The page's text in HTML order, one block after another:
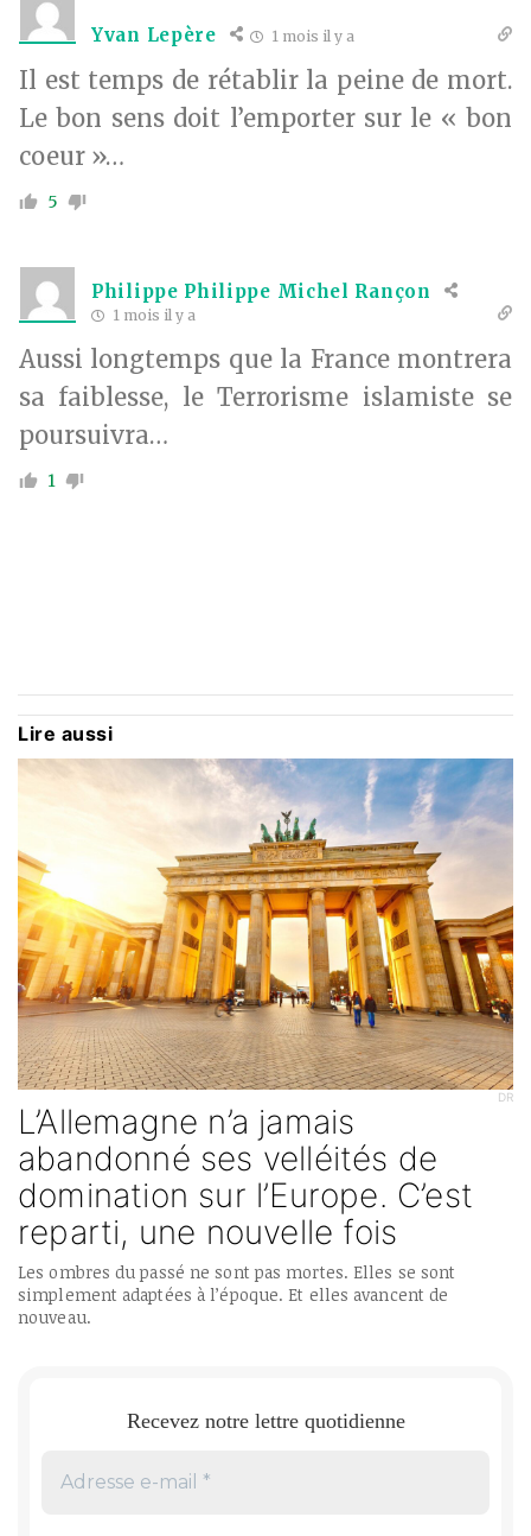
Yvan Lepère 1 mois il y a
Il est temps de rétablir la peine de mort.
Le bon sens doit l’emporter sur le « bon
coeur »…
5
Philippe Philippe Michel Rançon
1 mois il y a
Aussi longtemps que la France montrera
sa faiblesse, le Terrorisme islamiste se
poursuivra…
1
Lire aussi
DR
L’Allemagne n’a jamais
abandonné ses velléités de
domination sur l’Europe. C’est
reparti, une nouvelle fois
Les ombres du passé ne sont pas mortes. Elles se sont
simplement adaptées à l’époque. Et elles avancent de
nouveau.
Recevez notre lettre quotidienne